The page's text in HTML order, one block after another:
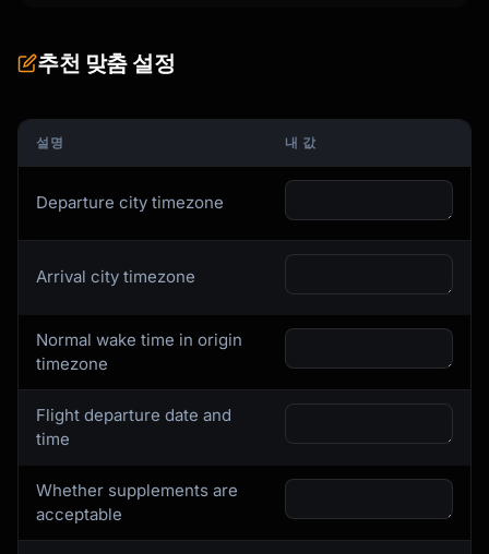
추천 맞춤 설정
설명 내 값
Departure city timezone
Arrival city timezone
Normal wake time in origin
timezone
Flight departure date and
time
Whether supplements are
acceptable